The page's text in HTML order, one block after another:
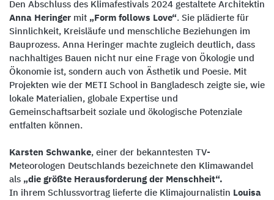
Den Abschluss des Klimafestivals 2024 gestaltete Architektin
Anna Heringer mit „Form follows Love“. Sie plädierte für
Sinnlichkeit, Kreisläufe und menschliche Beziehungen im
Bauprozess. Anna Heringer machte zugleich deutlich, dass
nachhaltiges Bauen nicht nur eine Frage von Ökologie und
Ökonomie ist, sondern auch von Ästhetik und Poesie. Mit
Projekten wie der METI School in Bangladesch zeigte sie, wie
lokale Materialien, globale Expertise und
Gemeinschaftsarbeit soziale und ökologische Potenziale
entfalten können.
Karsten Schwanke, einer der bekanntesten TV-
Meteorologen Deutschlands bezeichnete den Klimawandel
als „die größte Herausforderung der Menschheit“.
In ihrem Schlussvortrag lieferte die Klimajournalistin Louisa